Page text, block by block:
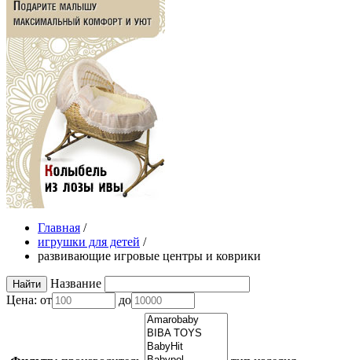
Главная /
игрушки для детей /
развивающие игровые центры и коврики
Название
Цена: от до